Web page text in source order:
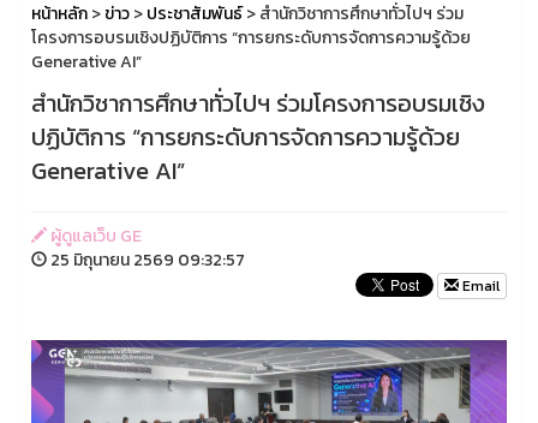
หน้าหลัก>ข่าว>ประชาสัมพันธ์> สำนักวิชาการศึกษาทั่วไปฯ ร่วม
โครงการอบรมเชิงปฏิบัติการ “การยกระดับการจัดการความรู้ด้วย
Generative AI”
สำนักวิชาการศึกษาทั่วไปฯ ร่วมโครงการอบรมเชิง
ปฏิบัติการ “การยกระดับการจัดการความรู้ด้วย
Generative AI”
ผู้ดูแลเว็บ GE
25 มิถุนายน 2569 09:32:57
Email